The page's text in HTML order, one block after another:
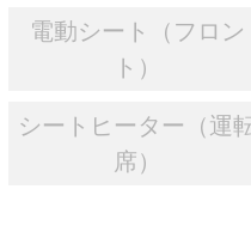
電動シート（フロン
ト）
シートヒーター（運
席）